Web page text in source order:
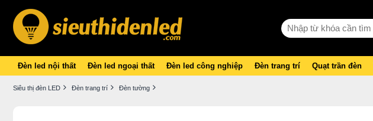
Đèn led nội thất Đèn led ngoại thất Đèn led công nghiệp Đèn trang trí Quạt trần đèn
Siêu thị đèn LED Đèn trang trí Đèn tường